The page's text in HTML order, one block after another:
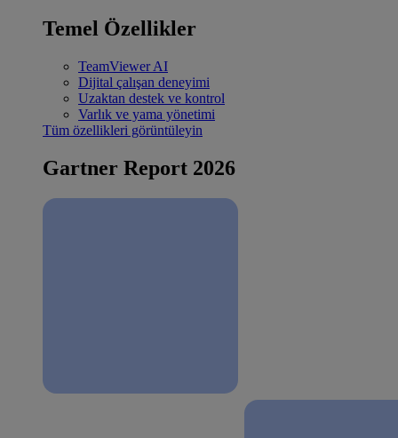
Temel Özellikler
TeamViewer AI
Dijital çalışan deneyimi
Uzaktan destek ve kontrol
Varlık ve yama yönetimi
Tüm özellikleri görüntüleyin
Gartner Report 2026